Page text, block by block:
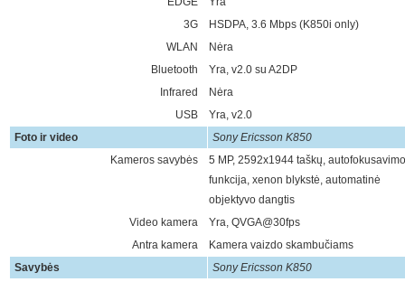
3G
HSDPA, 3.6 Mbps (K850i only)
WLAN
Nėra
Bluetooth
Yra, v2.0 su A2DP
Infrared
Nėra
USB
Yra, v2.0
Foto ir video
Sony Ericsson K850
Kameros savybės
5 MP, 2592х1944 taškų, autofokusavimo
funkcija, xenon blykstė, automatinė
objektyvo dangtis
Video kamera
Yra, QVGA@30fps
Antra kamera
Kamera vaizdo skambučiams
Savybės
Sony Ericsson K850